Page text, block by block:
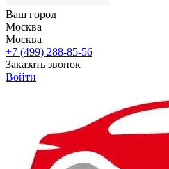
Ваш город
Москва
Москва
+7 (499) 288-85-56
Заказать звонок
Войти